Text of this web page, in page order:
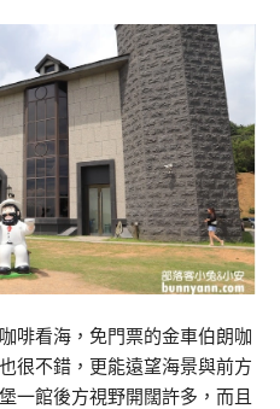
啡看海，免門票的金車伯朗咖
很不錯，更能遠望海景與前方
一館後方視野開闊許多，而且